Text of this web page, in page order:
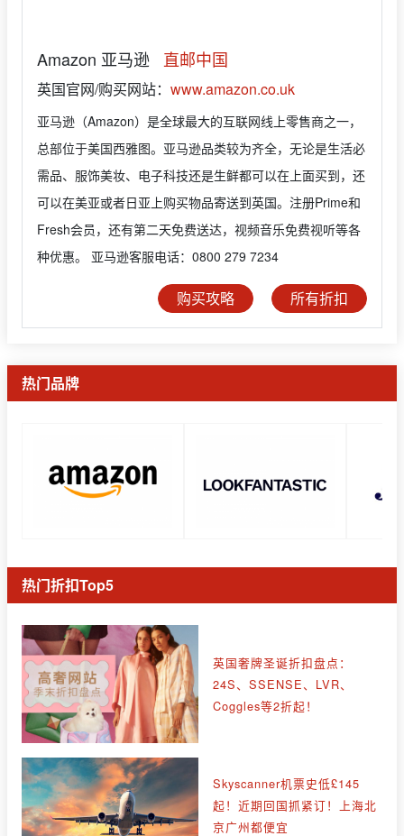
Amazon 亚马逊 直邮中国
英国官网/购买网站： www.amazon.co.uk
亚马逊（Amazon）是全球最大的互联网线上零售商之一，
总部位于美国西雅图。亚马逊品类较为齐全，无论是生活必
需品、服饰美妆、电子科技还是生鲜都可以在上面买到，还
可以在美亚或者日亚上购买物品寄送到英国。注册Prime和
Fresh会员，还有第二天免费送达，视频音乐免费视听等各
种优惠。 亚马逊客服电话：0800 279 7234
购买攻略 所有折扣
热门品牌
热门折扣Top5
英国奢牌圣诞折扣盘点：
24S、SSENSE、LVR、
Coggles等2折起！
Skyscanner机票史低£145
起！近期回国抓紧订！上海北
京广州都便宜